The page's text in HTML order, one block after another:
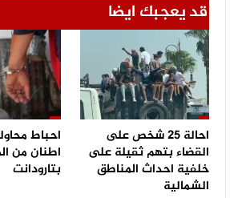
قد يعجبك ايضا
احالة 25 شخص على
القضاء بتهم ثقيلة على
خلفية احداث المناطق
الشمالية
اطنان من
بتارودانت